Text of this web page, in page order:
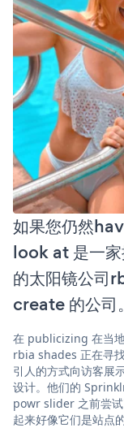
如果您仍然
look at 是一
的太阳镜公
create 的公司。
在 publicizing 在当地
rbia shades 正在寻
引人的方式向访客展
设计。他们的
powr slider 之前尝
起来好像它们是站点